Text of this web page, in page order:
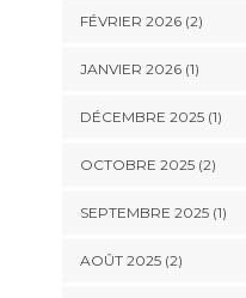
FÉVRIER 2026(2)
JANVIER 2026(1)
DÉCEMBRE 2025(1)
OCTOBRE 2025(2)
SEPTEMBRE 2025(1)
AOÛT 2025(2)